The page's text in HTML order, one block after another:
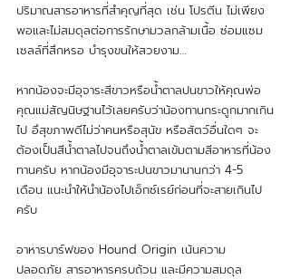
ปริมาณสารอาหารที่สำคุญที่สุด เช่น โปรตีน ไม่เพียง
พอและไม่สมดุลต่อการรักษามวลกล้ามเนื้อ ซ่อมแซม
เซลล์ที่สึกหรอ บำรุงขนให้สวยงาม…
หากน้องจะมีอุจาระสีขาวหรือน้ำตาลปนขาวให้คุณพ่อ
คุณแม่สัญนิษฐานไว้เลยครับว่าน้องทานกระดูกมากเกิน
ไป อึสุขภาพดีไม่ว่าคนหรือสุนัข หรือสัตว์อื่นใดๆ จะ
ต้องเป็นสีน้ำตาลไปจนถึงน้ำตาลเข้มตามสีอาหารที่น้อง
ทานครับ หากน้องมีอุจาระปนขาวมานานกว่า 4-5
เดือน แนะนำให้นำน้องไปเอ็กซ์เรย์ก่อนที่จะสายเกินไป
ครับ
อาหารบาร์ฟของ Hound Origin เน้นความ
ปลอดภัย สารอาหารครบถ้วน และมีความสมดุล